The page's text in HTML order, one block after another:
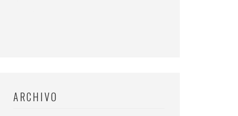
ARCHIVO